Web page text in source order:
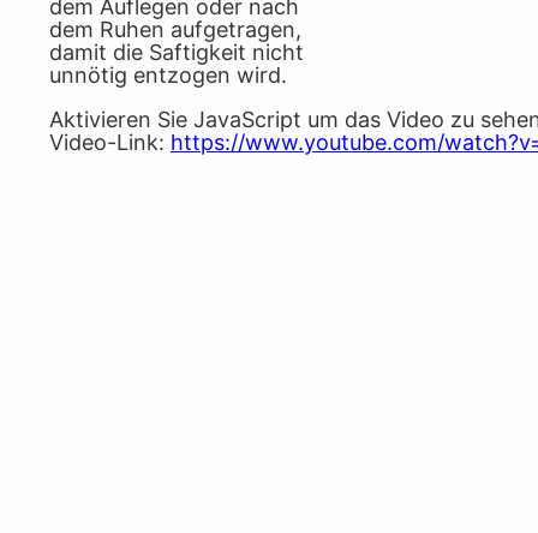
dem Auflegen oder nach
dem Ruhen aufgetragen,
damit die Saftigkeit nicht
unnötig entzogen wird.
Aktivieren Sie JavaScript um das Video zu
Video-Link: https://www.youtube.com/